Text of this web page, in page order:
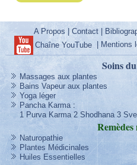
A Propos |Contact
Chaîne YouTube| Mentions
Soins
Massages aux plantes
Bains Vapeur aux plantes
Yoga léger
Pancha Karma:
1 Purva Karma 2 Shodhana 3
Remèdes
Naturopathie
Plantes Médicinales
Huiles Essentielles